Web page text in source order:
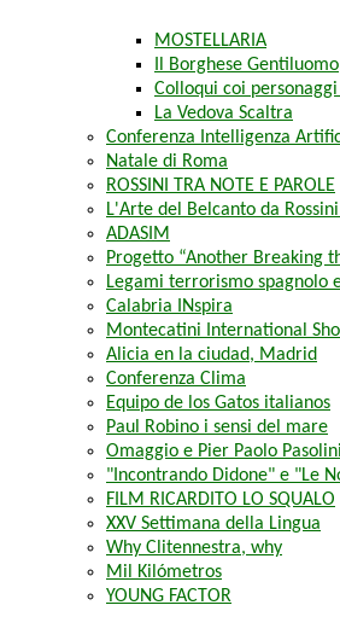
MOSTELLARIA
Il Borghese Gentiluomo
Colloqui coi
La Vedova Scaltra
Conferenza Intelligenza
Natale di Roma
ROSSINI TRA NOTE E PAROLE
L'Arte del Belcanto da
ADASIM
Progetto “Another Breaking
Legami terrorismo spagnolo
Calabria INspira
Montecatini International
Alicia en la ciudad, Madrid
Conferenza Clima
Equipo de los Gatos italianos
Paul Robino i sensi del mare
Omaggio e Pier Paolo Pasolini
"Incontrando Didone" e "Le
FILM RICARDITO LO SQUALO
XXV Settimana della Lingua
Why Clitennestra, why
Mil Kilómetros
YOUNG FACTOR